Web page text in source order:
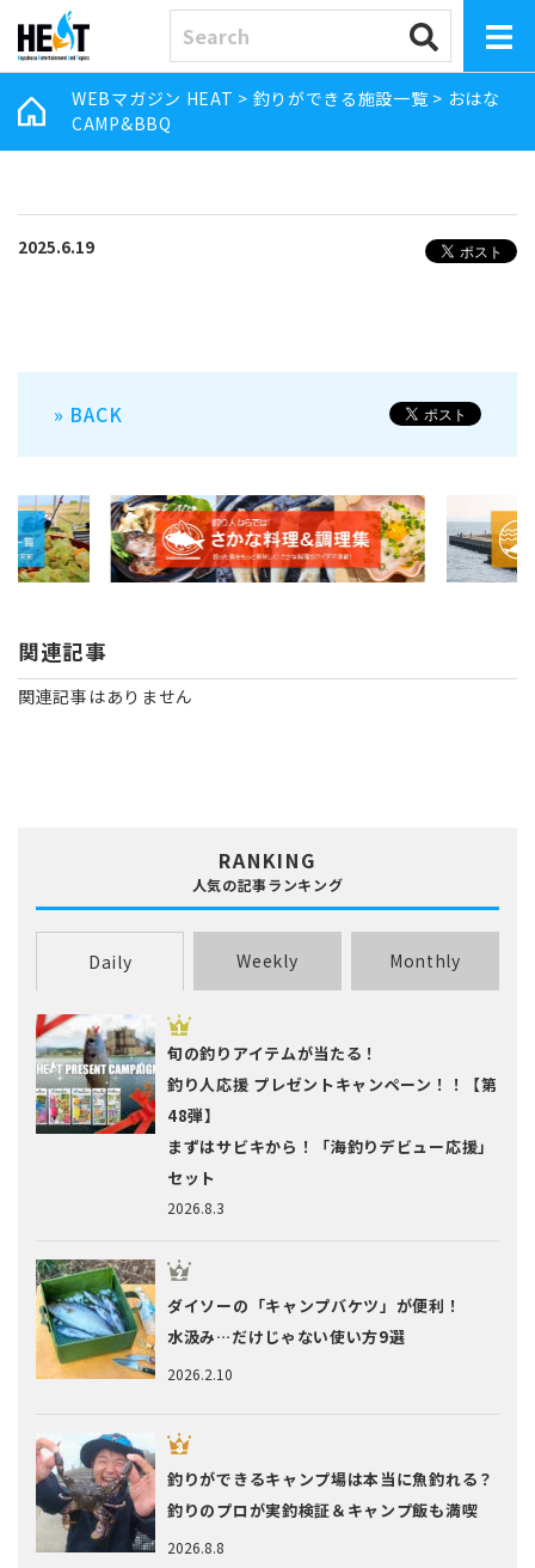
WEBマガジン HEAT > 釣りができる施設一覧 > おはな
CAMP&BBQ
2025.6.19
» BACK
関連記事
関連記事はありません
RANKING
人気の記事ランキング
Daily Weekly Monthly
2026.8.3
旬の釣りアイテムが当たる！
釣り人応援 プレゼントキャンペーン！！【第
48弾】
まずはサビキから！「海釣りデビュー応援」
セット
2026.2.10
ダイソーの「キャンプバケツ」が便利！
水汲み…だけじゃない使い方9選
2026.8.8
釣りができるキャンプ場は本当に魚釣れる？
釣りのプロが実釣検証＆キャンプ飯も満喫